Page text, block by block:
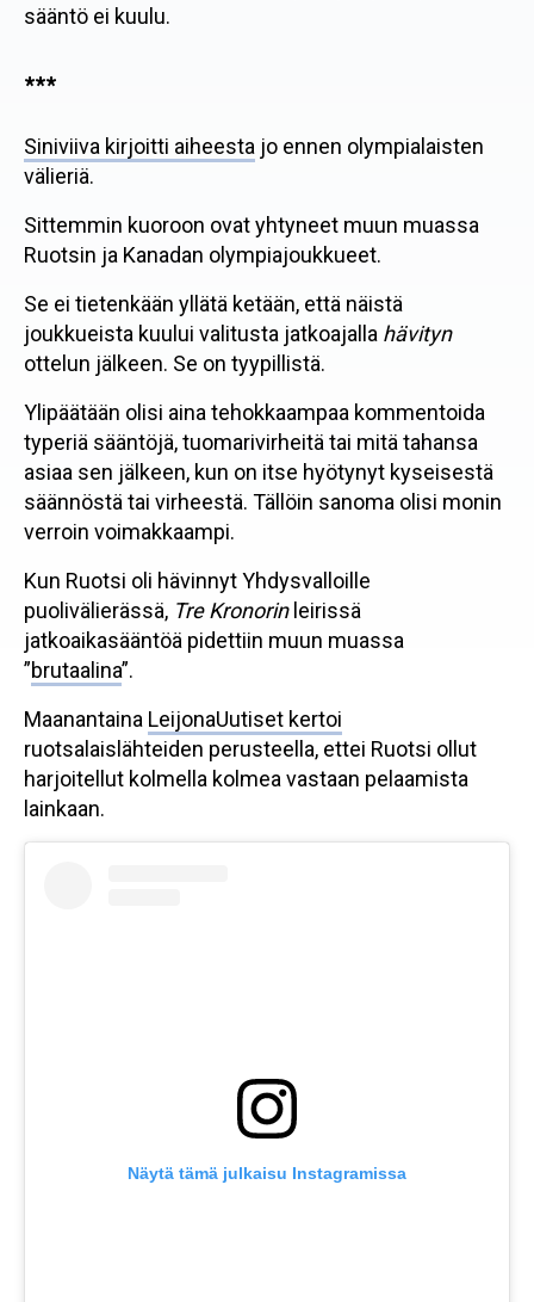
sääntö ei kuulu.
***
Siniviiva kirjoitti aiheesta jo ennen olympialaisten
välieriä.
Sittemmin kuoroon ovat yhtyneet muun muassa
Ruotsin ja Kanadan olympiajoukkueet.
Se ei tietenkään yllätä ketään, että näistä
joukkueista kuului valitusta jatkoajalla hävityn
ottelun jälkeen. Se on tyypillistä.
Ylipäätään olisi aina tehokkaampaa kommentoida
typeriä sääntöjä, tuomarivirheitä tai mitä tahansa
asiaa sen jälkeen, kun on itse hyötynyt kyseisestä
säännöstä tai virheestä. Tällöin sanoma olisi monin
verroin voimakkaampi.
Kun Ruotsi oli hävinnyt Yhdysvalloille
puolivälierässä, Tre Kronorinleirissä
jatkoaikasääntöä pidettiin muun muassa
”brutaalina”.
Maanantaina LeijonaUutiset kertoi
ruotsalaislähteiden perusteella, ettei Ruotsi ollut
harjoitellut kolmella kolmea vastaan pelaamista
lainkaan.
Näytä tämä julkaisu Instagramissa